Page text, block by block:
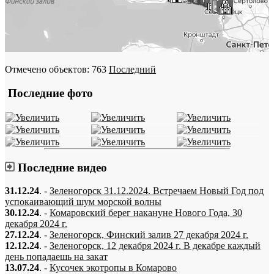
Отмечено объектов: 763 Последний
Последние фото
Последние видео
31.12.24. - Зеленогорск 31.12.2024. Встречаем Новый Год под
успокаивающий шум морской волны
30.12.24. - Комаровский берег накануне Нового Года, 30
декабря 2024 г.
27.12.24. - Зеленогорск, Финский залив 27 декабря 2024 г.
12.12.24. - Зеленогорск, 12 декабря 2024 г. В декабре каждый
день попадаешь на закат
13.07.24. - Кусочек экотропы в Комарово